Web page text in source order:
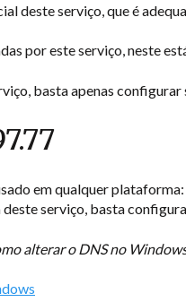
deste serviço, que é
por este serviço, neste
basta apenas configurar
em qualquer plataforma:
deste serviço, basta
alterar o DNS no